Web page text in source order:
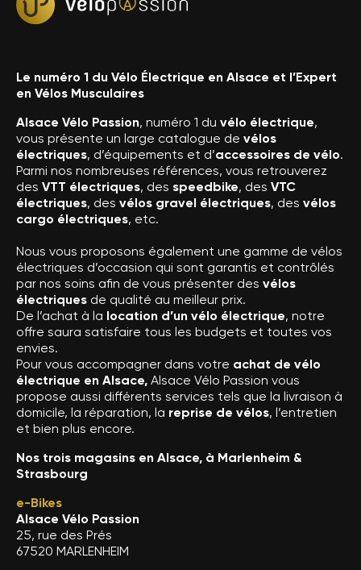
Le numéro 1 du Vélo Électrique en Alsace et l’Expert
en Vélos Musculaires
Alsace Vélo Passion, numéro 1 du vélo électrique,
vous présente un large catalogue de vélos
électriques, d’équipements et d’accessoires de vélo.
Parmi nos nombreuses références, vous retrouverez
des VTT électriques, des speedbike, des VTC
électriques, des vélos gravel électriques, des vélos
cargo électriques, etc.
Nous vous proposons également une gamme de vélos
électriques d’occasion qui sont garantis et contrôlés
par nos soins afin de vous présenter des vélos
électriques de qualité au meilleur prix.
De l’achat à la location d’un vélo électrique, notre
offre saura satisfaire tous les budgets et toutes vos
envies.
Pour vous accompagner dans votre achat de vélo
électrique en Alsace, Alsace Vélo Passion vous
propose aussi différents services tels que la livraison à
domicile, la réparation, la reprise de vélos, l’entretien
et bien plus encore.
Nos trois magasins en Alsace, à Marlenheim &
Strasbourg
e-Bikes
Alsace Vélo Passion
25, rue des Prés
67520 MARLENHEIM